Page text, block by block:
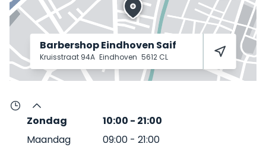
Barbershop Eindhoven Saif
Kruisstraat 94A Eindhoven 5612 CL
Zondag 10:00 - 21:00
Maandag
09:00 - 21:00